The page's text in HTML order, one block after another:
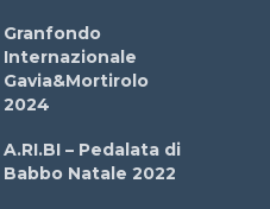
Granfondo
Internazionale
Gavia&Mortirolo
2024
A.RI.BI – Pedalata di
Babbo Natale 2022